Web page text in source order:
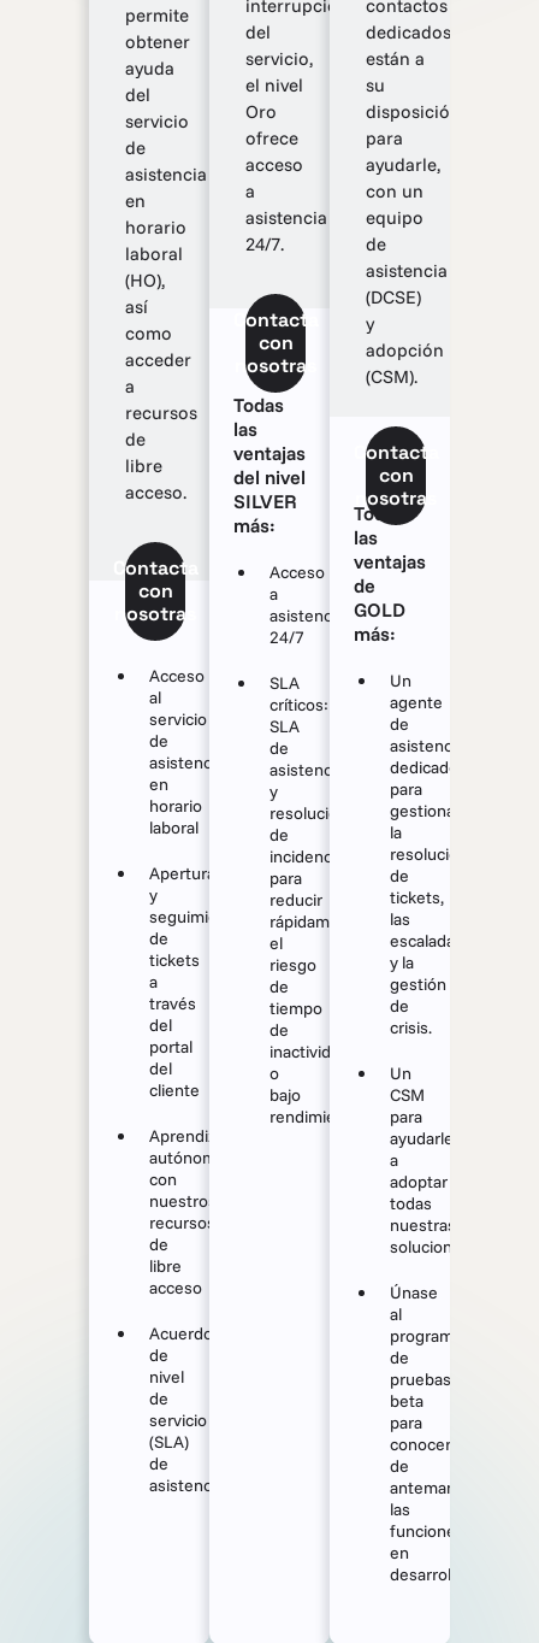
permite
obtener
ayuda
del
servicio
de
asistencia
en
horario
laboral
(HO),
así
como
acceder
a
recursos
de
libre
acceso.
Contacta
con
nosotras
Acceso
al
servicio
de
asistencia
en
horario
laboral
Apertura
y
seguimiento
de
tickets
a
través
del
portal
del
cliente
Aprendizaje
autónomo
con
nuestros
recursos
de
libre
acceso
Acuerdo
de
nivel
de
servicio
(SLA)
de
asistencia
interrupción
del
servicio,
el nivel
Oro
ofrece
acceso
a
asistencia
24/7.
Contacta
con
nosotras
Todas
las
ventajas
del nivel
SILVER
más:
Acceso
a
asistencia
24/7
SLA
críticos:
SLA
de
asistencia
y
resolución
de
incidencias
para
reducir
rápidamente
el
riesgo
de
tiempo
de
inactividad
o
bajo
rendimiento.
contactos
dedicados
están a
su
disposición
para
ayudarle,
con un
equipo
de
asistencia
(DCSE)
y
adopción
(CSM).
Contacta
con
nosotras
Todas
las
ventajas
de
GOLD
más:
Un
agente
de
asistencia
dedicado
para
gestionar
la
resolución
de
tickets,
las
escaladas
y la
gestión
de
crisis.
Un
CSM
para
ayudarle
a
adoptar
todas
nuestras
soluciones
Únase
al
programa
de
pruebas
beta
para
conocer
de
antemano
las
funciones
en
desarrollo.